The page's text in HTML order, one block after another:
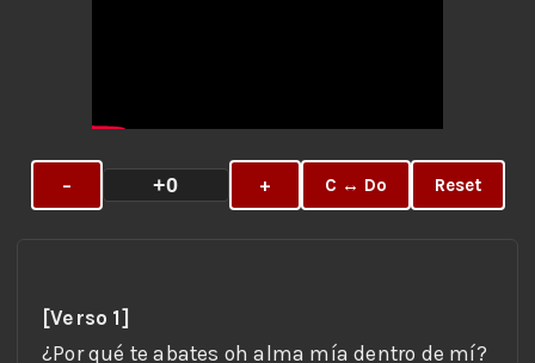
− +0 + C ↔ Do Reset
[Verso 1]